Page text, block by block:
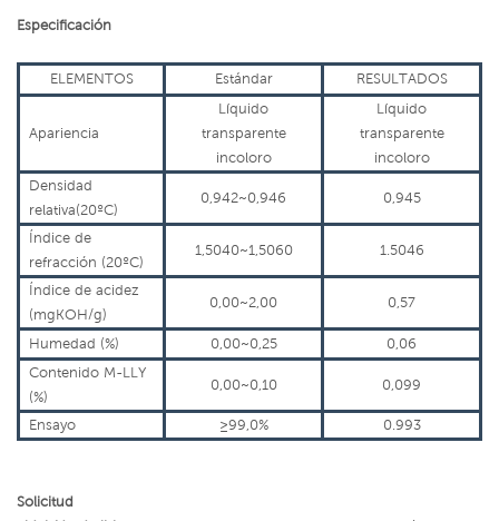
Especificación
ELEMENTOS Estándar RESULTADOS
Apariencia
Líquido
transparente
incoloro
Líquido
transparente
incoloro
Densidad
relativa(20ºC)
0,942~0,946 0,945
Índice de
refracción (20ºC)
1,5040~1,5060 1.5046
Índice de acidez
(mgKOH/g)
0,00~2,00 0,57
Humedad (%) 0,00~0,25
0,06
Contenido M-LLY
(%)
0,00~0,10 0,099
Ensayo ≥99,0% 0.993
Solicitud